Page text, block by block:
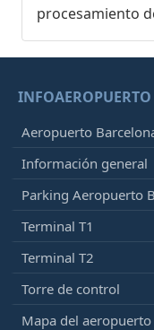
procesamiento
INFOAEROPUERTO
Aeropuerto
Información general
Parking Aeropuerto
Terminal T1
Terminal T2
Torre de control
Mapa del aeropuerto